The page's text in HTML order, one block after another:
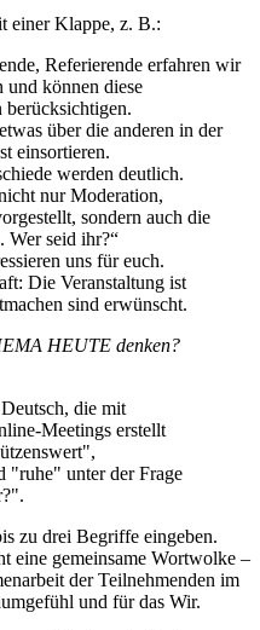
einer Klappe, z. B.:
Referierende erfahren wir
und können diese
über die anderen in der
einsortieren.
werden deutlich.
nur Moderation,
sondern auch die
seid ihr?“
uns für euch.
Die Veranstaltung ist
sind erwünscht.
HEUTE denken?
zu drei Begriffe eingeben.
eine gemeinsame Wortwolke –
der Teilnehmenden im
und für das Wir.